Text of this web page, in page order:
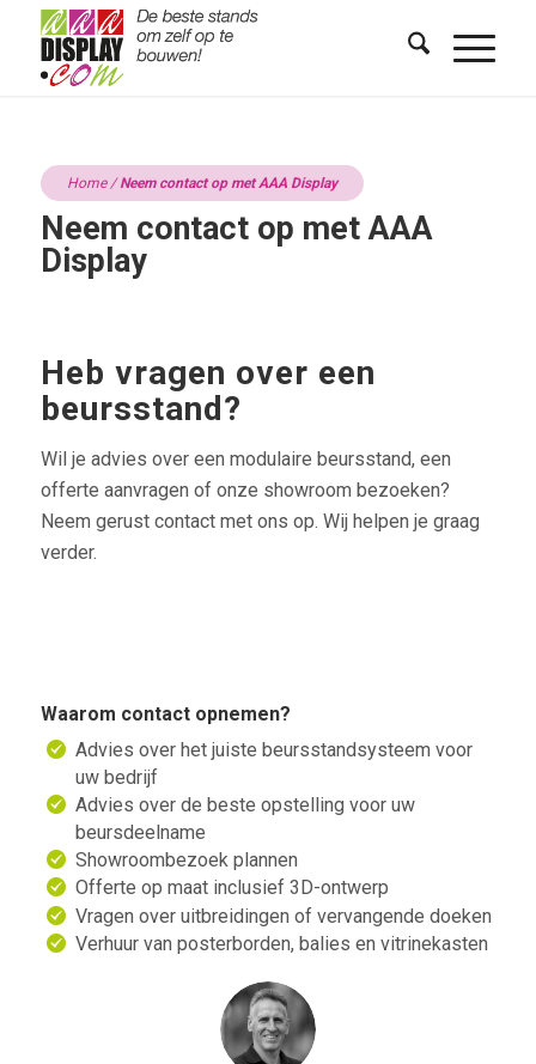
Home/Neem contact op met AAA Display
Neem contact op met AAA
Display
Heb vragen over een
beursstand?
Wil je advies over een modulaire beursstand, een
offerte aanvragen of onze showroom bezoeken?
Neem gerust contact met ons op. Wij helpen je graag
verder.
Waarom contact opnemen?
Advies over het juiste beursstandsysteem voor
uw bedrijf
Advies over de beste opstelling voor uw
beursdeelname
Showroombezoek plannen
Offerte op maat inclusief 3D-ontwerp
Vragen over uitbreidingen of vervangende doeken
Verhuur van posterborden, balies en vitrinekasten